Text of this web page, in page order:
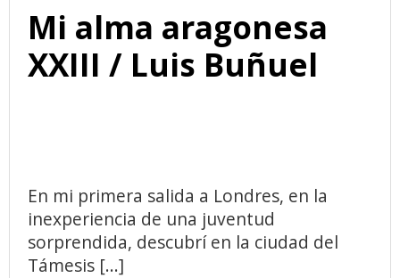
Mi alma aragonesa
XXIII / Luis Buñuel
En mi primera salida a Londres, en la
inexperiencia de una juventud
sorprendida, descubrí en la ciudad del
Támesis [...]